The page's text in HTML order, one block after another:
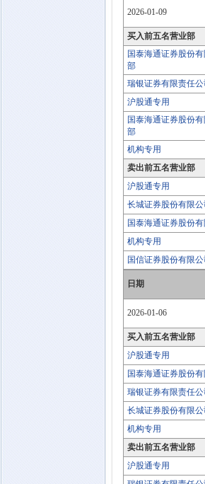
2026-01-09
买入前五名营业部
国泰海通证券股份
部
瑞银证券有限责任
沪股通专用
国泰海通证券股份
部
机构专用
卖出前五名营业部
沪股通专用
长城证券股份有限
国泰海通证券股份
机构专用
国信证券股份有限
日期
2026-01-06
买入前五名营业部
沪股通专用
国泰海通证券股份
瑞银证券有限责任
长城证券股份有限
机构专用
卖出前五名营业部
沪股通专用